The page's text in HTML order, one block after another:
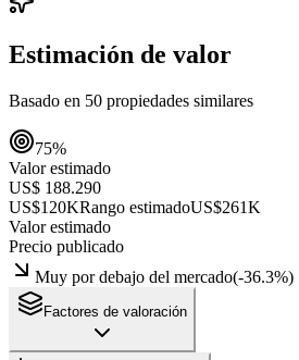
Estimación de valor
Basado en 50 propiedades similares
75%
Valor estimado
US$ 188.290
US$120KRango estimadoUS$261K
Valor estimado
Precio publicado
Muy por debajo del mercado(-36.3%)
Factores de valoración